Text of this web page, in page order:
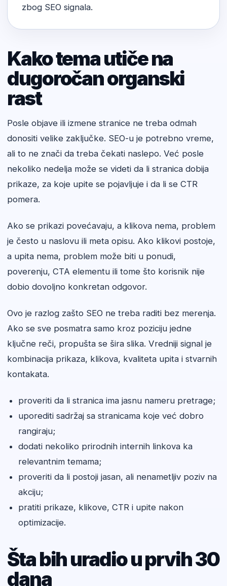
zbog SEO signala.
Kako tema utiče na
dugoročan organski
rast
Posle objave ili izmene stranice ne treba odmah
donositi velike zaključke. SEO-u je potrebno vreme,
ali to ne znači da treba čekati naslepo. Već posle
nekoliko nedelja može se videti da li stranica dobija
prikaze, za koje upite se pojavljuje i da li se CTR
pomera.
Ako se prikazi povećavaju, a klikova nema, problem
je često u naslovu ili meta opisu. Ako klikovi postoje,
a upita nema, problem može biti u ponudi,
poverenju, CTA elementu ili tome što korisnik nije
dobio dovoljno konkretan odgovor.
Ovo je razlog zašto SEO ne treba raditi bez merenja.
Ako se sve posmatra samo kroz poziciju jedne
ključne reči, propušta se šira slika. Vredniji signal je
kombinacija prikaza, klikova, kvaliteta upita i stvarnih
kontakata.
proveriti da li stranica ima jasnu nameru pretrage;
uporediti sadržaj sa stranicama koje već dobro
rangiraju;
dodati nekoliko prirodnih internih linkova ka
relevantnim temama;
proveriti da li postoji jasan, ali nenametljiv poziv na
akciju;
pratiti prikaze, klikove, CTR i upite nakon
optimizacije.
Šta bih uradio u prvih 30
dana